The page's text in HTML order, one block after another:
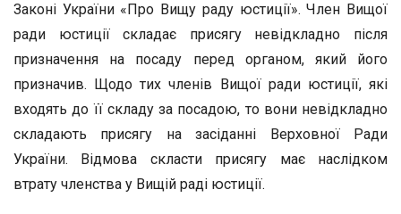
Законі України «Про Вищу раду юстиції». Член Вищої
ради юстиції складає присягу невідкладно після
призначення на посаду перед органом, який його
призначив. Щодо тих членів Вищої ради юстиції, які
входять до її складу за посадою, то вони невідкладно
складають присягу на засіданні Верховної Ради
України. Відмова скласти присягу має наслідком
втрату членства у Вищій раді юстиції.